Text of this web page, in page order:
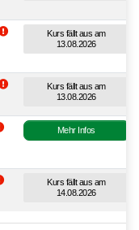
Zusatzinformationen
Kurs fällt aus am
13.08.2026
Zusatzinformationen
Kurs fällt aus am
13.08.2026
Zusatzinformationen beachten.
Mehr Infos
Zusatzinformationen beachten.
Kurs fällt aus am
14.08.2026